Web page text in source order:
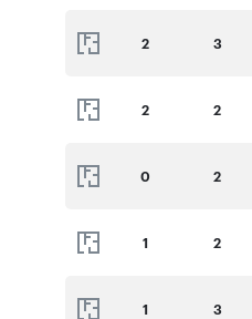
2 3
2 2
0 2
1 2
1 3